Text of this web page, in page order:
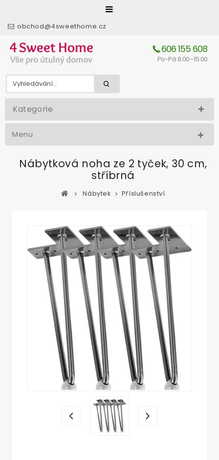
obchod@4sweethome.cz
606 155 608
Po-Pá 8:00–15:00
Kategorie
Menu
Nábytková noha ze 2 tyček, 30 cm,
stříbrná
Nábytek Příslušenství